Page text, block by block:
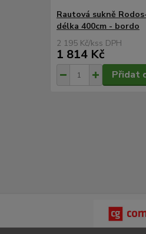
Rautová sukně
délka 400cm - bordo
2 195 Kč/ks
1 814 Kč
Přidat